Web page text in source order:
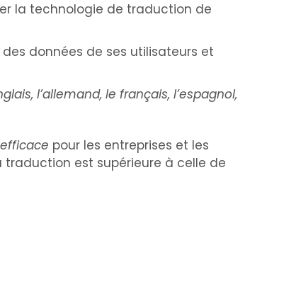
la technologie de traduction de
données de ses utilisateurs et
l’allemand, le français, l’espagnol,
pour les entreprises et les
est supérieure à celle de